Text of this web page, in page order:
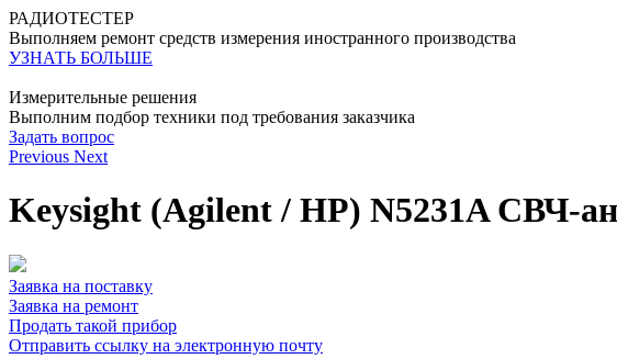
РАДИОТЕСТЕР
Выполняем ремонт средств измерения иностранного производства
УЗНАТЬ БОЛЬШЕ
Измерительные решения
Выполним подбор техники под требования заказчика
Задать вопрос
Previous Next
Keysight (Agilent / HP) N5231A СВЧ-
Заявка на поставку
Заявка на ремонт
Продать такой прибор
Отправить ссылку на электронную почту